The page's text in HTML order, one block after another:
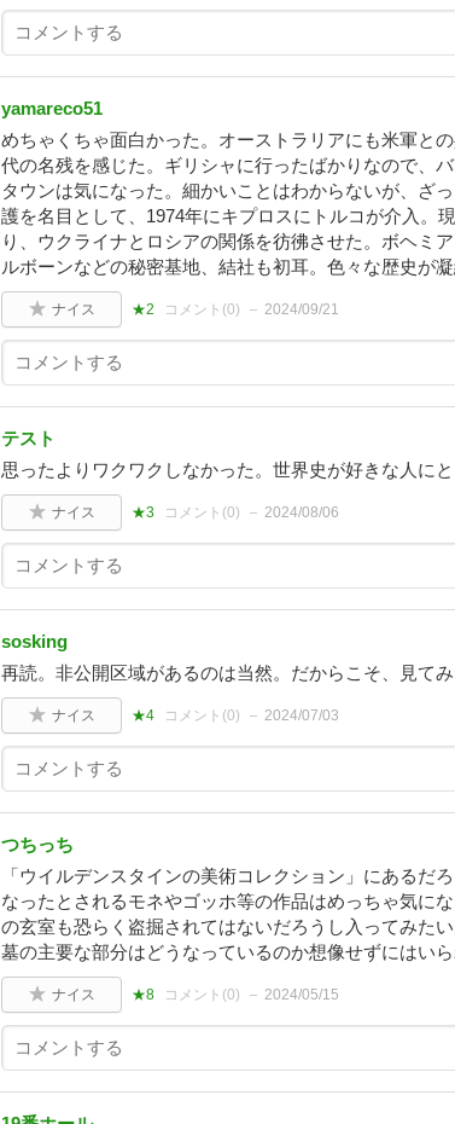
yamareco51
めちゃくちゃ面白かった。オーストラリアにも米軍と
代の名残を感じた。ギリシャに行ったばかりなので、
タウンは気になった。細かいことはわからないが、ざ
護を名目として、1974年にキプロスにトルコが介入。
り、ウクライナとロシアの関係を彷彿させた。ボヘミ
ルボーンなどの秘密基地、結社も初耳。色々な歴史が
ナイス ★2 コメント(0) 2024/09/21
テスト
思ったよりワクワクしなかった。世界史が好きな人に
ナイス ★3 コメント(0) 2024/08/06
sosking
再読。非公開区域があるのは当然。だからこそ、見てみ
ナイス ★4 コメント(0) 2024/07/03
つちっち
「ウイルデンスタインの美術コレクション」にあるだ
なったとされるモネやゴッホ等の作品はめっちゃ気に
の玄室も恐らく盗掘されてはないだろうし入ってみた
墓の主要な部分はどうなっているのか想像せずにはいら
ナイス ★8 コメント(0) 2024/05/15